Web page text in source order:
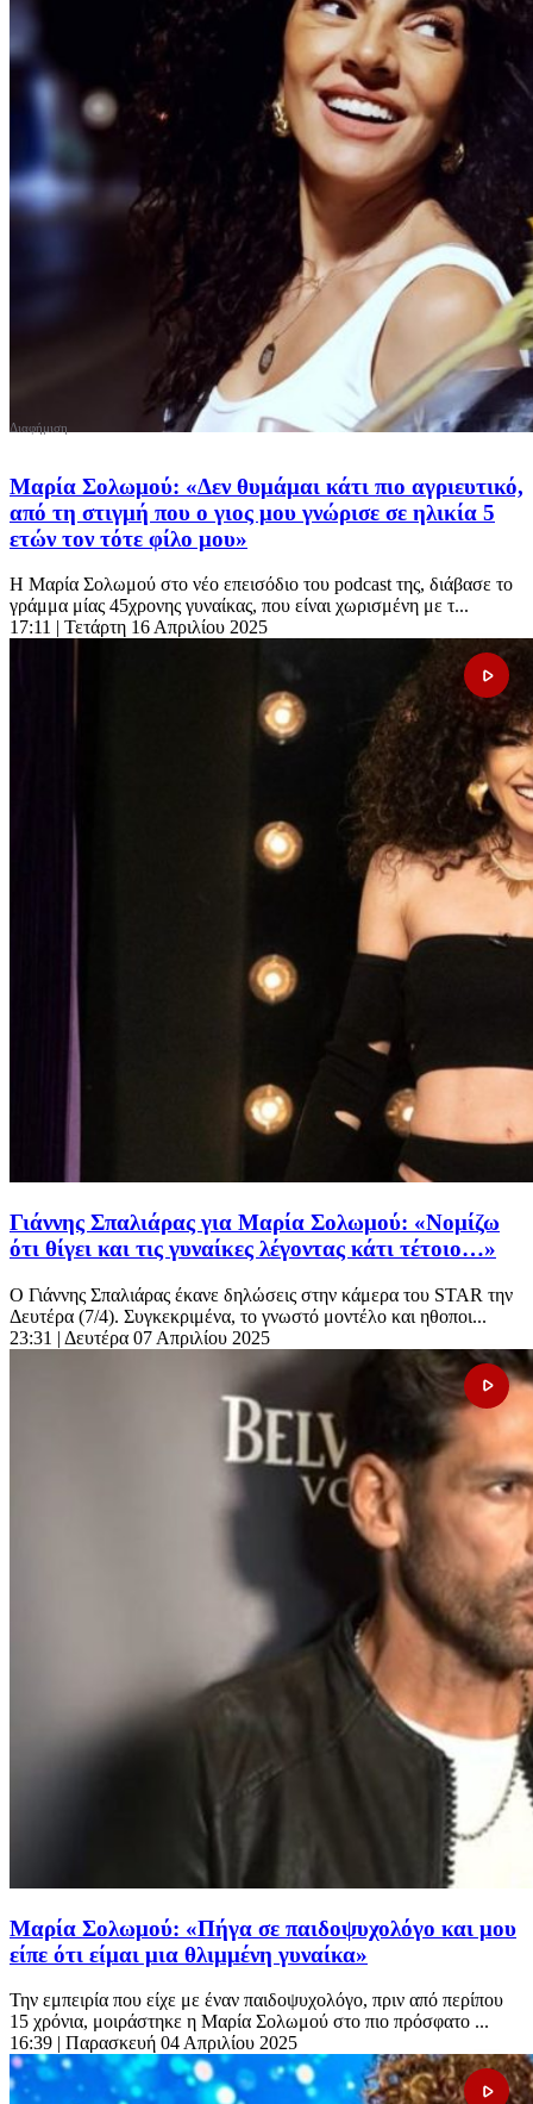
Μαρία Σολωμού: «Δεν θυμάμαι κάτι πιο αγριευτικό,
από τη στιγμή που ο γιος μου γνώρισε σε ηλικία 5
ετών τον τότε φίλο μου»
Η Μαρία Σολωμού στο νέο επεισόδιο του podcast της, διάβασε το
γράμμα μίας 45χρονης γυναίκας, που είναι χωρισμένη με τ...
17:11 | Τετάρτη 16 Απριλίου 2025
Γιάννης Σπαλιάρας για Μαρία Σολωμού: «Νομίζω
ότι θίγει και τις γυναίκες λέγοντας κάτι τέτοιο…»
O Γιάννης Σπαλιάρας έκανε δηλώσεις στην κάμερα του STAR την
Δευτέρα (7/4). Συγκεκριμένα, το γνωστό μοντέλο και ηθοποι...
23:31 | Δευτέρα 07 Απριλίου 2025
Μαρία Σολωμού: «Πήγα σε παιδοψυχολόγο και μου
είπε ότι είμαι μια θλιμμένη γυναίκα»
Την εμπειρία που είχε με έναν παιδοψυχολόγο, πριν από περίπου
15 χρόνια, μοιράστηκε η Μαρία Σολωμού στο πιο πρόσφατο ...
16:39 | Παρασκευή 04 Απριλίου 2025